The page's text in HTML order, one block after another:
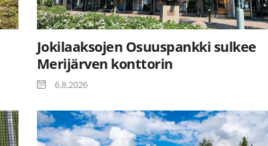
Jokilaaksojen Osuuspankki sulkee
Merijärven konttorin
6.8.2026